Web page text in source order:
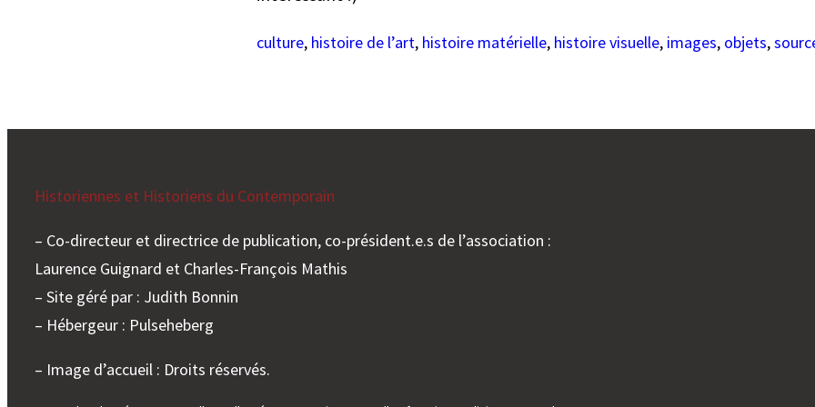
culture, histoire de l’art, histoire matérielle, histoire visuelle, images, objets,
Historiennes et Historiens du Contemporain
– Co-directeur et directrice de publication, co-président.e.s de l’association :
Laurence Guignard et Charles-François Mathis
– Site géré par : Judith Bonnin
– Hébergeur : Pulseheberg
– Image d’accueil : Droits réservés.